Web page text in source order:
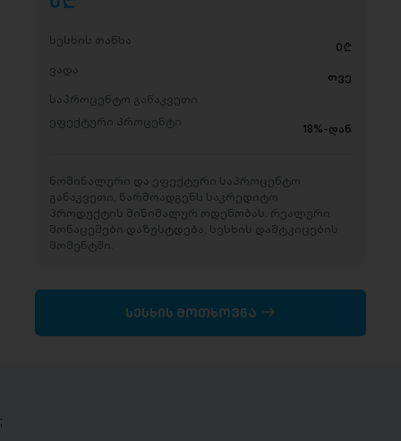
სესხის თანხა 0 D
ვადა
თვე
საპროცენტო განაკვეთი
ეფექტური პროცენტი
18%-დან
ნომინალური და ეფექტური საპროცენტო
განაკვეთი, წარმოადგენს საკრედიტო
პროდუქტის მინიმალურ ოდენობას. რეალური
მონაცემები დაზუსტდება, სესხის დამტკიცების
მომენტში.
სესხის მოთხოვნა
;